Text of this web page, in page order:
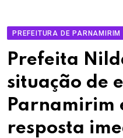
PREFEITURA DE PARNAMIRIM
Prefeita
situação de
Parnamirim
resposta